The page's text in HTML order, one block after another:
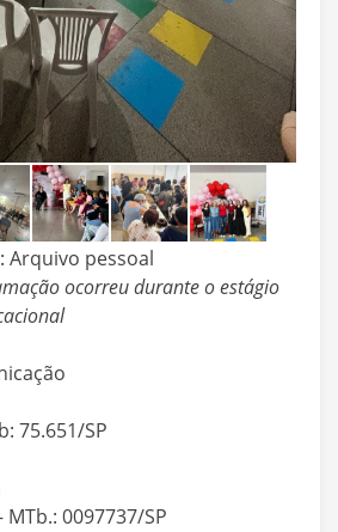
Arquivo pessoal
ocorreu durante o estágio
75.651/SP
0097737/SP